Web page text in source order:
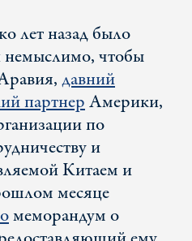
лет назад было
немыслимо, чтобы
давний
партнерАмерики,
по
и
Китаем и
месяце
меморандум о